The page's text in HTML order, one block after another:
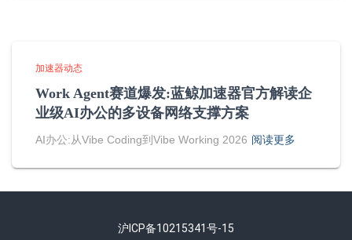
加速器动态
Work Agent赛道爆发:蓝鲸加速器官方解读企
业级AI办公的多设备网络支撑方案
AI办公:从Vibe Coding到Vibe Working 2026 阅读更多
沪ICP备10215341号-15